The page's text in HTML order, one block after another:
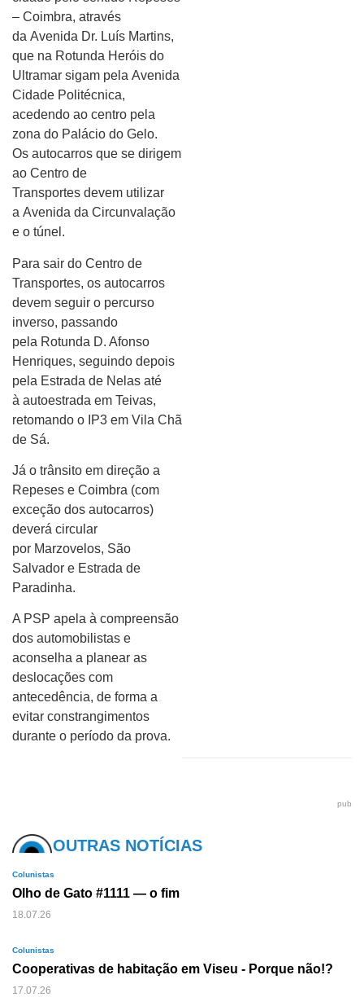
– Coimbra, através
da Avenida Dr. Luís Martins,
que na Rotunda Heróis do
Ultramar sigam pela Avenida
Cidade Politécnica,
acedendo ao centro pela
zona do Palácio do Gelo.
Os autocarros que se dirigem
ao Centro de
Transportes devem utilizar
a Avenida da Circunvalação
e o túnel.
Para sair do Centro de
Transportes, os autocarros
devem seguir o percurso
inverso, passando
pela Rotunda D. Afonso
Henriques, seguindo depois
pela Estrada de Nelas até
à autoestrada em Teivas,
retomando o IP3 em Vila Chã
de Sá.
Já o trânsito em direção a
Repeses e Coimbra (com
exceção dos autocarros)
deverá circular
por Marzovelos, São
Salvador e Estrada de
Paradinha.
A PSP apela à compreensão
dos automobilistas e
aconselha a planear as
deslocações com
antecedência, de forma a
evitar constrangimentos
durante o período da prova.
pub
OUTRAS NOTÍCIAS
Colunistas
Olho de Gato #1111 — o fim
18.07.26
Colunistas
Cooperativas de habitação em Viseu - Porque não!?
17.07.26